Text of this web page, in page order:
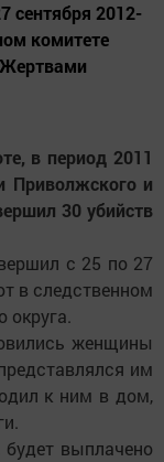
сентября 2012-
комитете
в период 2011
Приволжского и
30 убийств
с 25 по 27
в следственном
округа.
женщины
им
к ним в дом,
выплачено